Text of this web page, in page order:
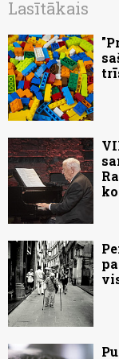
Lasītākais